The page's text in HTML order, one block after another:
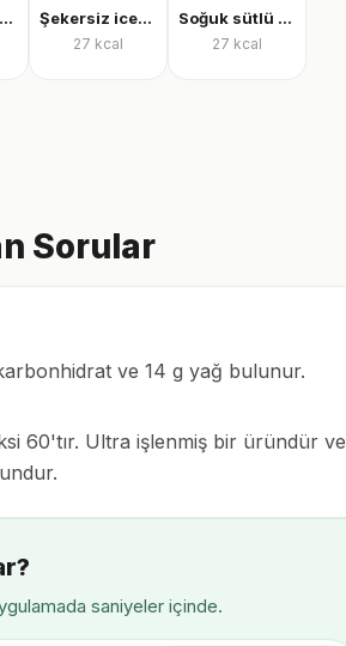
Buzlu latte şekersiz Şekersiz iced latte
27 kcal
Soğuk sütlü kahve, şekersiz
27 kcal
Sorular
ve 14 g yağ bulunur.
60'tır. Ultra işlenmiş bir üründür ve
saniyeler içinde.